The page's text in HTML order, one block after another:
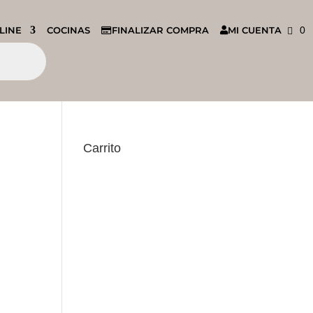
COCINAS FINALIZAR COMPRA MI CUENTA 0
Carrito